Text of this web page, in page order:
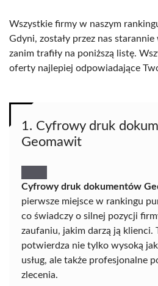
Wszystkie firmy w naszym
Gdyni, zostały przez nas
zanim trafiły na poniższą listę.
oferty najlepiej odpowiadające
1. Cyfrowy druk
Geomawit
Cyfrowy druk dokumentów
pierwsze miejsce w rankingu
co świadczy o silnej pozycji
zaufaniu, jakim darzą ją klienci.
potwierdza nie tylko wysoką
usług, ale także profesjonalne
zlecenia.